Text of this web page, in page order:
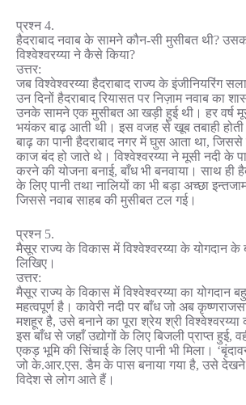
प्रश्न 4.
हैदराबाद नवाब के सामने कौन-सी मुसीबत थी?
विश्वेश्वरय्या ने कैसे किया?
उत्तर:
जब विश्वेश्वरय्या हैदराबाद राज्य के इंजीनियरिंग
उन दिनों हैदराबाद रियासत पर निज़ाम नवाब का
उनके सामने एक मुसीबत आ खड़ी हुई थी। हर वर्ष
भयंकर बाढ़ आती थी। इस वजह से खूब तबाही
बाढ़ का पानी हैदराबाद नगर में घुस आता था, जिससे
काज बंद हो जाते थे। विश्वेश्वरय्या ने मूसी नदी के
करने की योजना बनाई, बाँध भी बनवाया। साथ ही
के लिए पानी तथा नालियों का भी बड़ा अच्छा
जिससे नवाब साहब की मुसीबत टल गई।
प्रश्न 5.
मैसूर राज्य के विकास में विश्वेश्वरय्या के योगदान के
लिखिए।
उत्तर:
मैसूर राज्य के विकास में विश्वेश्वरय्या का योगदान
महत्वपूर्ण है। कावेरी नदी पर बाँध जो अब
मशहूर है, उसे बनाने का पूरा श्रेय श्री विश्वेश्वरय्या
इस बाँध से जहाँ उद्योगों के लिए बिजली प्राप्त हुई,
एकड़ भूमि की सिंचाई के लिए पानी भी मिला।
जो के.आर.एस. डैम के पास बनाया गया है, उसे
विदेश से लोग आते हैं।